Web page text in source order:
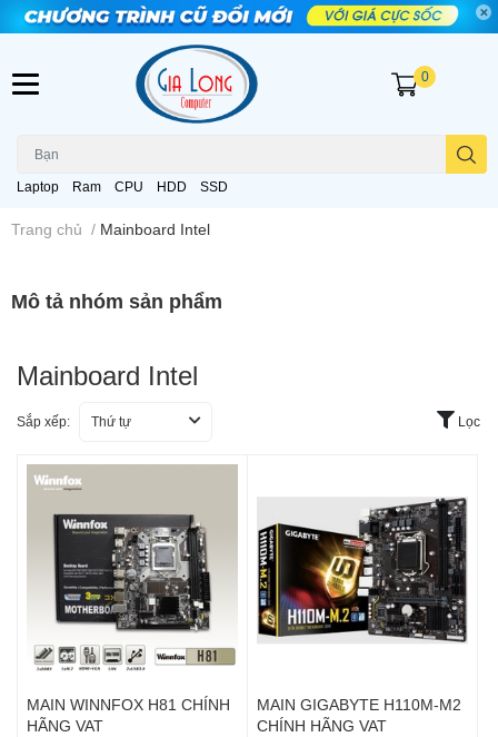
Laptop Ram CPU HDD SSD
0
Trang chủ / Mainboard Intel
Mô tả nhóm sản phẩm
Mainboard Intel
Sắp xếp: Thứ tự Lọc
MAIN WINNFOX H81 CHÍNH
HÃNG VAT
MAIN GIGABYTE H110M-M2
CHÍNH HÃNG VAT